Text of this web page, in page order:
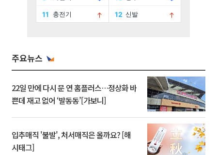
주요뉴스
22일 만에 다시 문 연 홈플러스…정상화 바
쁜데 재고 없어 ‘발동동’[가보니]
입추매직 '불발', 처서매직은 올까요? [해
시태그]